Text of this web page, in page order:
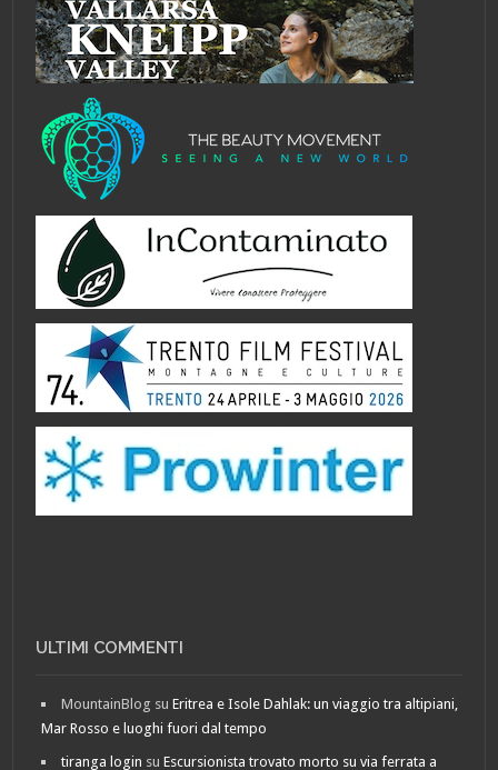
ULTIMI COMMENTI
MountainBlog suEritrea e Isole Dahlak: un viaggio tra altipiani,
Mar Rosso e luoghi fuori dal tempo
tiranga login suEscursionista trovato morto su via ferrata a